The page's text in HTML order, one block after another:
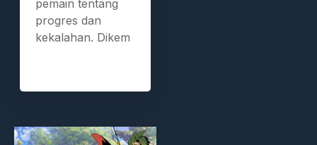
pemain tentang
progres dan
kekalahan. Dikem